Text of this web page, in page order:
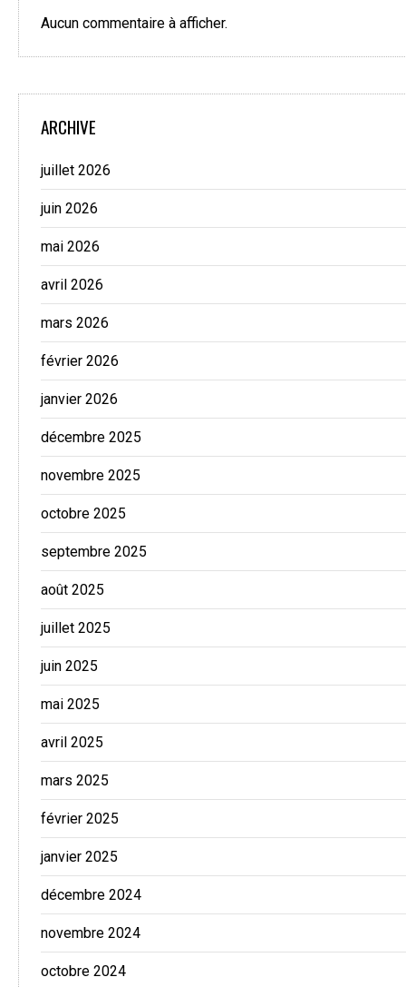
Aucun commentaire à afficher.
ARCHIVE
juillet 2026
juin 2026
mai 2026
avril 2026
mars 2026
février 2026
janvier 2026
décembre 2025
novembre 2025
octobre 2025
septembre 2025
août 2025
juillet 2025
juin 2025
mai 2025
avril 2025
mars 2025
février 2025
janvier 2025
décembre 2024
novembre 2024
octobre 2024